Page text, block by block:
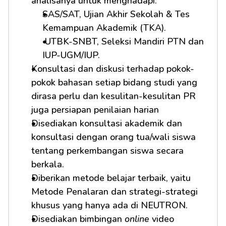
SAS/SAT, Ujian Akhir Sekolah & Tes
Kemampuan Akademik (TKA).
UTBK-SNBT, Seleksi Mandiri PTN dan
IUP-UGM/IUP.
Konsultasi dan diskusi terhadap pokok-
pokok bahasan setiap bidang studi yang
dirasa perlu dan kesulitan-kesulitan PR
juga persiapan penilaian harian
Disediakan konsultasi akademik dan
konsultasi dengan orang tua/wali siswa
tentang perkembangan siswa secara
berkala.
Diberikan metode belajar terbaik, yaitu
Metode Penalaran dan strategi-strategi
khusus yang hanya ada di NEUTRON.
Disediakan bimbingan online video